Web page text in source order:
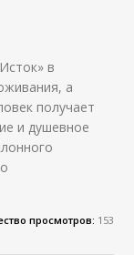
в
а
получает
и душевное
просмотров: 153